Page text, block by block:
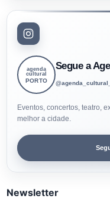
agenda
cultural
PORTO
Segue a
Eventos, concertos, teatro,
melhor a cidade.
Newsletter